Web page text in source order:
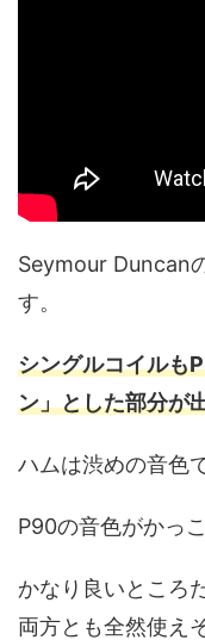
Seymour Duncan
す。
シングルコイルも
ン」とした部分が
ハムは渋めの音色
P90の音色がかっ
かなり良いところ
両方とも全然使え